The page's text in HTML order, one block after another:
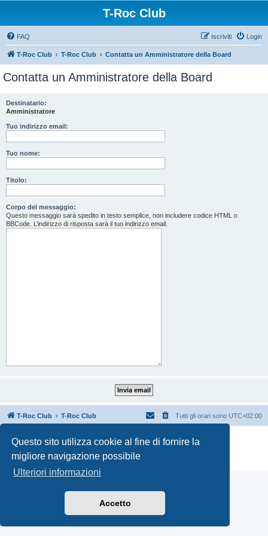
Questo sito utilizza cookie al fine di fornire la
migliore navigazione possibile
Ulteriori informazioni
Accetto
T-Roc Club
FAQ Login
Iscriviti
T-Roc Club T-Roc Club Contatta un Amministratore della Board
Contatta un Amministratore della Board
Destinatario:
Amministratore
Tuo indirizzo email:
Tuo nome:
Titolo:
Corpo del messaggio:
Questo messaggio sarà spedito in testo semplice, non includere codice HTML o
BBCode. L’indirizzo di risposta sarà il tuo indirizzo email.
T-Roc Club T-Roc Club Tutti gli orari sono UTC+02:00
Creato da
® Forum Software © phpBB Limited
Privacy|Condizioni